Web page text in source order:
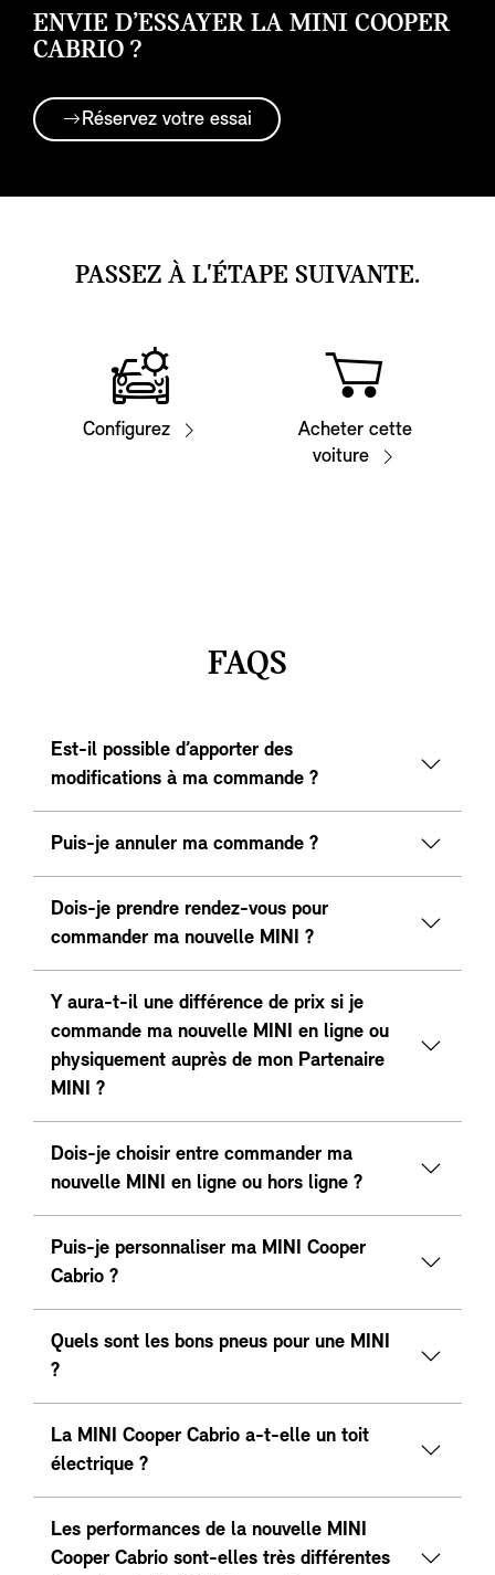
ENVIE D’ESSAYER LA MINI COOPER
CABRIO ?
Réservez votre essai
PASSEZ À L'ÉTAPE SUIVANTE.
Configurez
Acheter cette
voiture
FAQS
Est-il possible d’apporter des
modifications à ma commande ?
Puis-je annuler ma commande ?
Dois-je prendre rendez-vous pour
commander ma nouvelle MINI ?
Y aura-t-il une différence de prix si je
commande ma nouvelle MINI en ligne ou
physiquement auprès de mon Partenaire
MINI ?
Dois-je choisir entre commander ma
nouvelle MINI en ligne ou hors ligne ?
Puis-je personnaliser ma MINI Cooper
Cabrio ?
Quels sont les bons pneus pour une MINI
?
La MINI Cooper Cabrio a-t-elle un toit
électrique ?
Les performances de la nouvelle MINI
Cooper Cabrio sont-elles très différentes